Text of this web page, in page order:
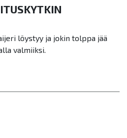
löystyy ja jokin tolppa jää
valmiiksi.